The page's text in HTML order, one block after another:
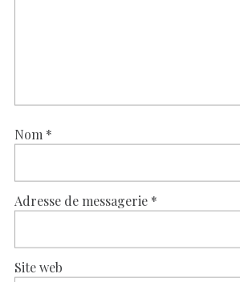
Nom *
Adresse de messagerie *
Site web